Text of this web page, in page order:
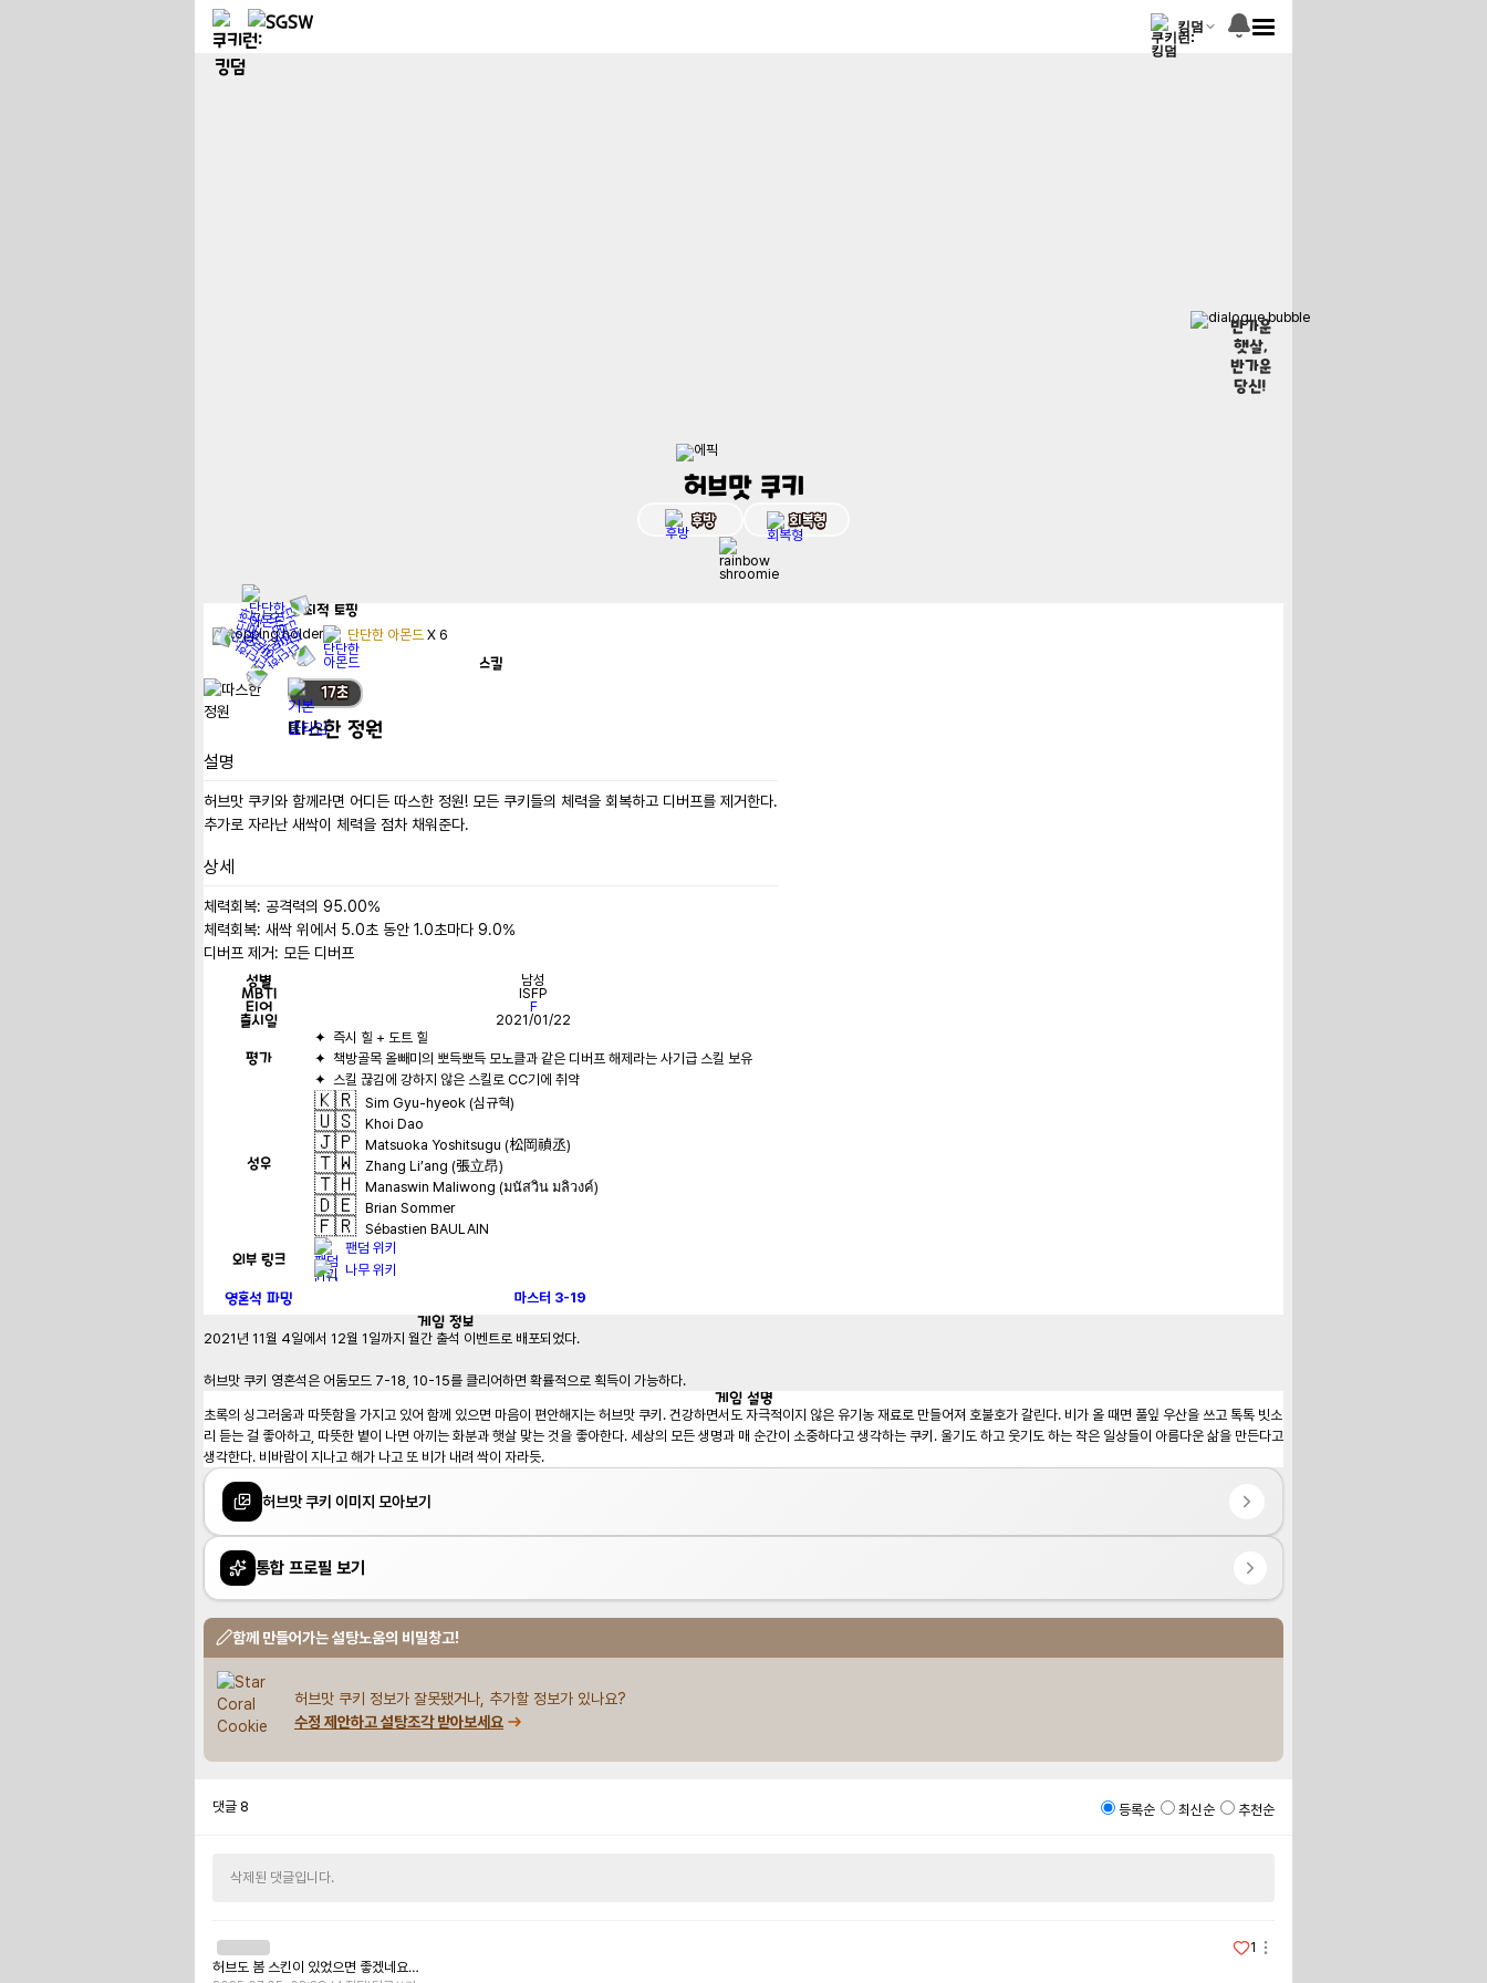
킹덤
반가운
햇살,
반가운
당신!
허브맛 쿠키
후방 회복형
최적 토핑
단단한 아몬드 X 6
스킬
17초
따스한 정원
설명
허브맛 쿠키와 함께라면 어디든 따스한 정원! 모든 쿠키들의 체력을 회복하고 디버프를 제거한다.
추가로 자라난 새싹이 체력을 점차 채워준다.
상세
체력회복: 공격력의 95.00%
체력회복: 새싹 위에서 5.0초 동안 1.0초마다 9.0%
디버프 제거: 모든 디버프
성별 남성
MBTI ISFP
티어 F
출시일 2021/01/22
평가
성우
🇰🇷 Sim Gyu-hyeok (심규혁)
🇺🇸 Khoi Dao
🇯🇵 Matsuoka Yoshitsugu (松岡禎丞)
🇹🇼 Zhang Li’ang (張立昂)
🇹🇭 Manaswin Maliwong (มนัสวิน มลิวงค์)
🇩🇪 Brian Sommer
🇫🇷 Sébastien BAULAIN
외부 링크
팬덤 위키
나무 위키
영혼석 파밍 마스터 3-19
게임 정보
2021년 11월 4일에서 12월 1일까지 월간 출석 이벤트로 배포되었다.
허브맛 쿠키 영혼석은 어둠모드 7-18, 10-15를 클리어하면 확률적으로 획득이 가능하다.
게임 설명
초록의 싱그러움과 따뜻함을 가지고 있어 함께 있으면 마음이 편안해지는 허브맛 쿠키. 건강하면서도 자극적이지 않은 유기농 재료로 만들어져 호불호가 갈린다. 비가 올 때면 풀잎 우산을 쓰고 톡톡 빗소
리 듣는 걸 좋아하고, 따뜻한 볕이 나면 아끼는 화분과 햇살 맞는 것을 좋아한다. 세상의 모든 생명과 매 순간이 소중하다고 생각하는 쿠키. 울기도 하고 웃기도 하는 작은 일상들이 아름다운 삶을 만든다고
생각한다. 비바람이 지나고 해가 나고 또 비가 내려 싹이 자라듯.
허브맛 쿠키 이미지 모아보기
통합 프로필 보기
함께 만들어가는 설탕노움의 비밀창고!
허브맛 쿠키 정보가 잘못됐거나, 추가할 정보가 있나요?
수정 제안하고 설탕조각 받아보세요
댓글 8 등록순 최신순 추천순
삭제된 댓글입니다.
1
허브도 봄 스킨이 있었으면 좋겠네요…